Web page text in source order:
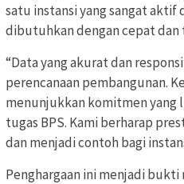
satu instansi yang sangat aktif
dibutuhkan dengan cepat dan
“Data yang akurat dan
perencanaan pembangunan.
menunjukkan komitmen yang
tugas BPS. Kami berharap
dan menjadi contoh bagi
Penghargaan ini menjadi bukti